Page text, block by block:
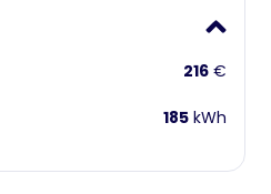
216 €
185 kWh